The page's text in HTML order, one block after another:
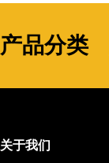
产品分类
关于我们